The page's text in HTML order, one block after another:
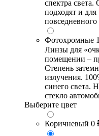
спектра
подходят и
Фотохромные
Линзы для
помещении –
Степень
излучения.
синего света.
стекло
Выберите цвет
Коричневый 0